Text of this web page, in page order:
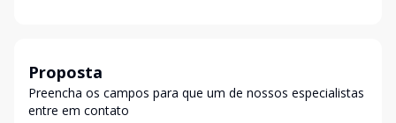
Proposta
Preencha os campos para que um de nossos especialistas
entre em contato